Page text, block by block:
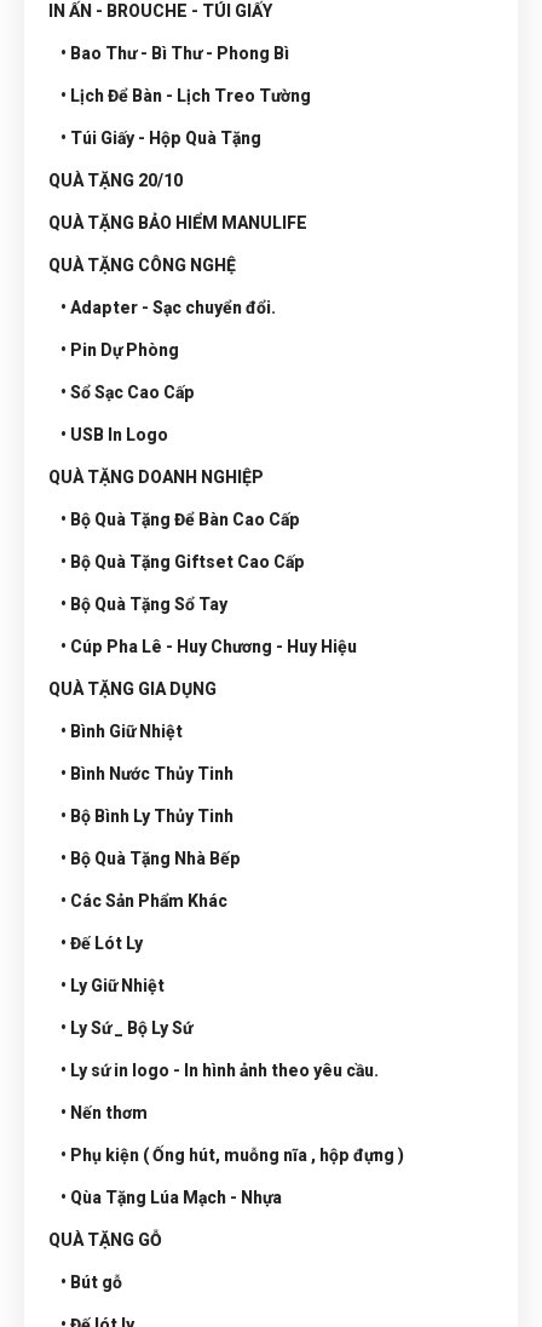
IN ẤN - BROUCHE - TÚI GIẤY
• Bao Thư - Bì Thư - Phong Bì
• Lịch Để Bàn - Lịch Treo Tường
• Túi Giấy - Hộp Quà Tặng
QUÀ TẶNG 20/10
QUÀ TẶNG BẢO HIỂM MANULIFE
QUÀ TẶNG CÔNG NGHỆ
• Adapter - Sạc chuyển đổi.
• Pin Dự Phòng
• Sổ Sạc Cao Cấp
• USB In Logo
QUÀ TẶNG DOANH NGHIỆP
• Bộ Quà Tặng Để Bàn Cao Cấp
• Bộ Quà Tặng Giftset Cao Cấp
• Bộ Quà Tặng Sổ Tay
• Cúp Pha Lê - Huy Chương - Huy Hiệu
QUÀ TẶNG GIA DỤNG
• Bình Giữ Nhiệt
• Bình Nước Thủy Tinh
• Bộ Bình Ly Thủy Tinh
• Bộ Quà Tặng Nhà Bếp
• Các Sản Phẩm Khác
• Đế Lót Ly
• Ly Giữ Nhiệt
• Ly Sứ _ Bộ Ly Sứ
• Ly sứ in logo - In hình ảnh theo yêu cầu.
• Nến thơm
• Phụ kiện ( Ống hút, muỗng nĩa , hộp đựng )
• Qùa Tặng Lúa Mạch - Nhựa
QUÀ TẶNG GỖ
• Bút gỗ